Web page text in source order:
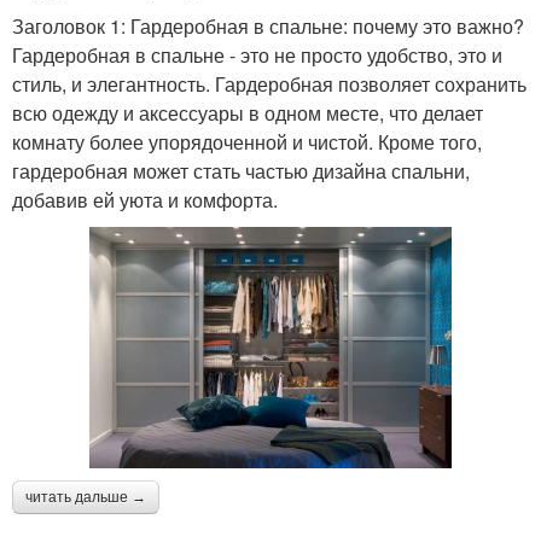
Заголовок 1: Гардеробная в спальне: почему это важно?
Гардеробная в спальне - это не просто удобство, это и
стиль, и элегантность. Гардеробная позволяет сохранить
всю одежду и аксессуары в одном месте, что делает
комнату более упорядоченной и чистой. Кроме того,
гардеробная может стать частью дизайна спальни,
добавив ей уюта и комфорта.
читать дальше →